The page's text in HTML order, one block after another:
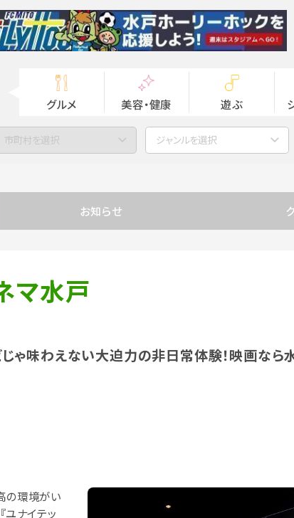
グルメ 美容・健康 遊ぶ
市町村を選択 ジャンルを選択
お知らせ
マ水戸
じゃ味わえない大迫力の非日常体験！映画なら
の環境がい
ユナイテッ